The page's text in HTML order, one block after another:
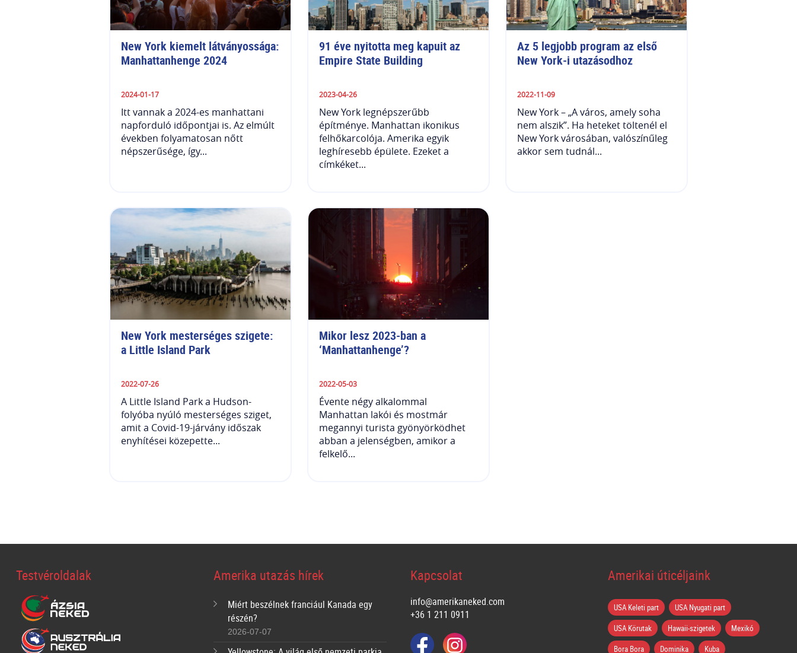
New York kiemelt látványossága:
Manhattanhenge 2024
2024-01-17
Itt vannak a 2024-es manhattani
napforduló időpontjai is. Az elmúlt
években folyamatosan nőtt
népszerűsége, így...
91 éve nyitotta meg kapuit az
Empire State Building
2023-04-26
New York legnépszerűbb
építménye. Manhattan ikonikus
felhőkarcolója. Amerika egyik
leghíresebb épülete. Ezeket a
címkéket...
Az 5 legjobb program az első
New York-i utazásodhoz
2022-11-09
New York – „A város, amely soha
nem alszik”. Ha heteket töltenél el
New York városában, valószínűleg
akkor sem tudnál...
New York mesterséges szigete:
a Little Island Park
2022-07-26
A Little Island Park a Hudson-
folyóba nyúló mesterséges sziget,
amit a Covid-19-járvány időszak
enyhítései közepette...
Mikor lesz 2023-ban a
‘Manhattanhenge’?
2022-05-03
Évente négy alkalommal
Manhattan lakói és mostmár
megannyi turista gyönyörködhet
abban a jelenségben, amikor a
felkelő...
Testvéroldalak Amerika utazás hírek
Miért beszélnek franciául Kanada egy
részén?
2026-07-07
Kapcsolat
info@amerikaneked.com
+36 1 211 0911
Amerikai úticéljaink
USA Keleti part
USA Nyugati part
USA Körutak
Hawaii-szigetek
Mexikó
Bora Bora
Dominika Kuba